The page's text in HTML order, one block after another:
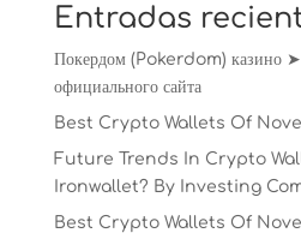
Entradas
Покердом (Pokerdom) казино ➤
официального сайта
Best Crypto Wallets Of
Future Trends In Crypto
Ironwallet? By Investing
Best Crypto Wallets Of